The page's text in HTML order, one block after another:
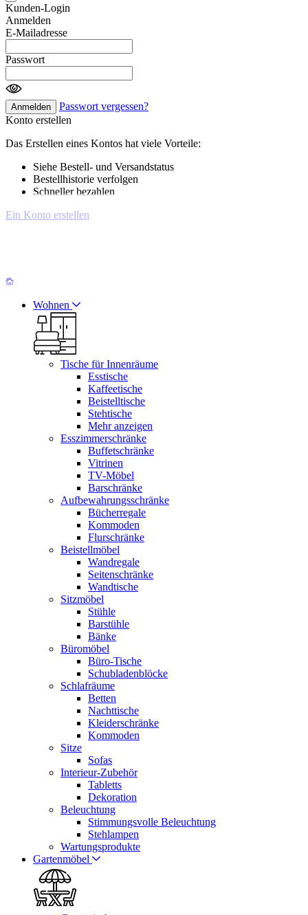
Kunden-Login
Anmelden
E-Mailadresse
Passwort
Anmelden
Passwort vergessen?
Konto erstellen
Das Erstellen eines Kontos hat viele Vorteile:
Siehe Bestell- und Versandstatus
Bestellhistorie verfolgen
Schneller bezahlen
Ein Konto erstellen
Wohnen
Tische für Innenräume
Esstische
Kaffeetische
Beistelltische
Stehtische
Mehr anzeigen
Esszimmerschränke
Buffetschränke
Vitrinen
TV-Möbel
Barschränke
Aufbewahrungsschränke
Bücherregale
Kommoden
Flurschränke
Beistellmöbel
Wandregale
Seitenschränke
Wandtische
Sitzmöbel
Stühle
Barstühle
Bänke
Büromöbel
Büro-Tische
Schubladenblöcke
Schlafräume
Betten
Nachttische
Kleiderschränke
Kommoden
Sitze
Sofas
Interieur-Zubehör
Tabletts
Dekoration
Beleuchtung
Stimmungsvolle Beleuchtung
Stehlampen
Wartungsprodukte
Gartenmöbel